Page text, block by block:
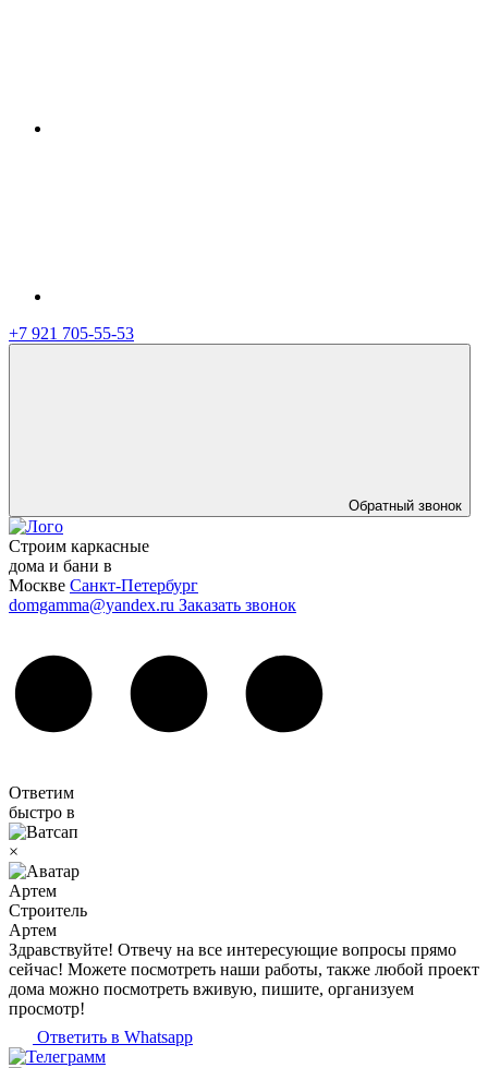
+7 921 705-55-53
Обратный звонок
Строим каркасные
дома и бани в
Москве Санкт-Петербург
domgamma@yandex.ru Заказать звонок
Ответим
быстро в
×
Артем
Строитель
Артем
Здравствуйте! Отвечу на все интересующие вопросы прямо
сейчас! Можете посмотреть наши работы, также любой проект
дома можно посмотреть вживую, пишите, организуем
просмотр!
Ответить в Whatsapp